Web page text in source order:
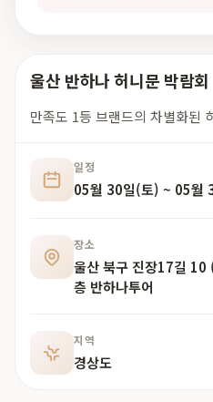
울산 반하나 허니문 박람회
만족도 1등 브랜드의 차별화된
일정
05월 30일(토) ~ 05월
장소
울산 북구 진장17길 10
층 반하나투어
지역
경상도